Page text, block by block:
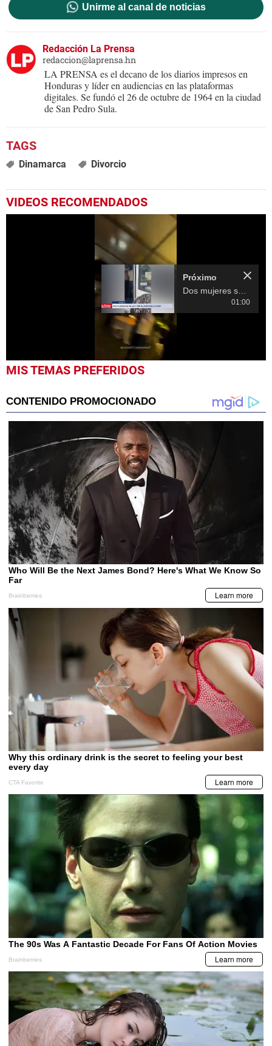
Unirme al canal de noticias
Redacción La Prensa
redaccion@laprensa.hn
LA PRENSA es el decano de los diarios impresos en
Honduras y líder en audiencias en las plataformas
digitales. Se fundó el 26 de octubre de 1964 en la ciudad
de San Pedro Sula.
Dinamarca Divorcio
VIDEOS RECOMENDADOS
0
seconds
seconds
Próximo
01:00
MIS TEMAS PREFERIDOS